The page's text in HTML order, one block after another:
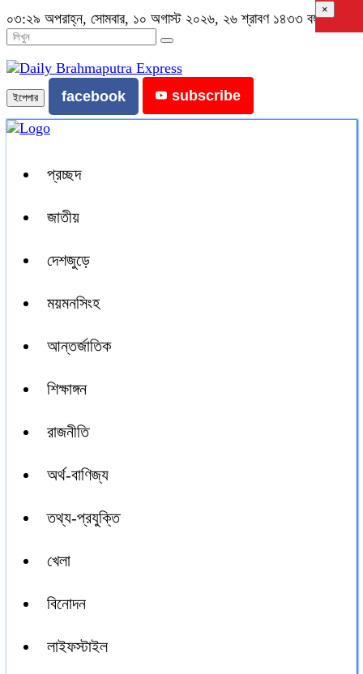
০৩:২৯ অপরাহ্ন, সোমবার, ১০ অগাস্ট ২০২৬, ২৬ শ্রাবণ ১৪৩৩ বঙ্গাব্দ
ইপেপার facebook subscribe
প্রচ্ছদ
জাতীয়
দেশজুড়ে
ময়মনসিংহ
আন্তর্জাতিক
শিক্ষাঙ্গন
রাজনীতি
অর্থ-বাণিজ্য
তথ্য-প্রযুক্তি
খেলা
বিনোদন
লাইফস্টাইল
×